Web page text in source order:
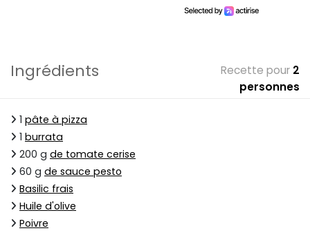
Ingrédients Recette pour 2
personnes
1 pâte à pizza
1 burrata
200 g de tomate cerise
60 g de sauce pesto
Basilic frais
Huile d'olive
Poivre